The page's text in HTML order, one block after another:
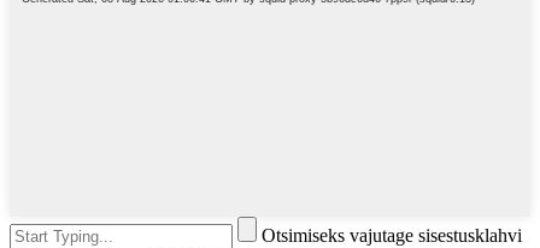
Otsimiseks vajutage sisestusklahvi